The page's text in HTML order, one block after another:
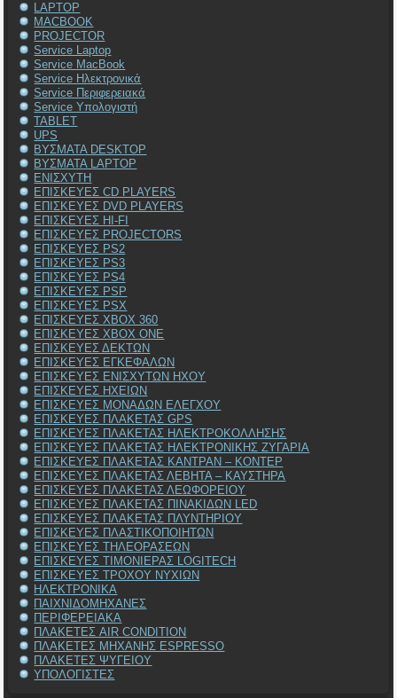
LAPTOP
MACBOOK
PROJECTOR
Service Laptop
Service MacBook
Service Ηλεκτρονικά
Service Περιφερειακά
Service Υπολογιστή
TABLET
UPS
ΒΥΣΜΑΤΑ DESKTOP
ΒΥΣΜΑΤΑ LAPTOP
ΕΝΙΣΧΥΤΗ
ΕΠΙΣΚΕΥΕΣ CD PLAYERS
ΕΠΙΣΚΕΥΕΣ DVD PLAYERS
ΕΠΙΣΚΕΥΕΣ HI-FI
ΕΠΙΣΚΕΥΕΣ PROJECTORS
ΕΠΙΣΚΕΥΕΣ PS2
ΕΠΙΣΚΕΥΕΣ PS3
ΕΠΙΣΚΕΥΕΣ PS4
ΕΠΙΣΚΕΥΕΣ PSP
ΕΠΙΣΚΕΥΕΣ PSX
ΕΠΙΣΚΕΥΕΣ XBOX 360
ΕΠΙΣΚΕΥΕΣ XBOX ONE
ΕΠΙΣΚΕΥΕΣ ΔΕΚΤΩΝ
ΕΠΙΣΚΕΥΕΣ ΕΓΚΕΦΑΛΩΝ
ΕΠΙΣΚΕΥΕΣ ΕΝΙΣΧΥΤΩΝ ΗΧΟΥ
ΕΠΙΣΚΕΥΕΣ ΗΧΕΙΩΝ
ΕΠΙΣΚΕΥΕΣ ΜΟΝΑΔΩΝ ΕΛΕΓΧΟΥ
ΕΠΙΣΚΕΥΕΣ ΠΛΑΚΕΤΑΣ GPS
ΕΠΙΣΚΕΥΕΣ ΠΛΑΚΕΤΑΣ ΗΛΕΚΤΡΟΚΟΛΛΗΣΗΣ
ΕΠΙΣΚΕΥΕΣ ΠΛΑΚΕΤΑΣ ΗΛΕΚΤΡΟΝΙΚΗΣ ΖΥΓΑΡΙΑ
ΕΠΙΣΚΕΥΕΣ ΠΛΑΚΕΤΑΣ ΚΑΝΤΡΑΝ – ΚΟΝΤΕΡ
ΕΠΙΣΚΕΥΕΣ ΠΛΑΚΕΤΑΣ ΛΕΒΗΤΑ – ΚΑΥΣΤΗΡΑ
ΕΠΙΣΚΕΥΕΣ ΠΛΑΚΕΤΑΣ ΛΕΩΦΟΡΕΙΟΥ
ΕΠΙΣΚΕΥΕΣ ΠΛΑΚΕΤΑΣ ΠΙΝΑΚΙΔΩΝ LED
ΕΠΙΣΚΕΥΕΣ ΠΛΑΚΕΤΑΣ ΠΛΥΝΤΗΡΙΟΥ
ΕΠΙΣΚΕΥΕΣ ΠΛΑΣΤΙΚΟΠΟΙΗΤΩΝ
ΕΠΙΣΚΕΥΕΣ ΤΗΛΕΟΡΑΣΕΩΝ
ΕΠΙΣΚΕΥΕΣ ΤΙΜΟΝΙΕΡΑΣ LOGITECH
ΕΠΙΣΚΕΥΕΣ ΤΡΟΧΟΥ ΝΥΧΙΩΝ
ΗΛΕΚΤΡΟΝΙΚΑ
ΠΑΙΧΝΙΔΟΜΗΧΑΝΕΣ
ΠΕΡΙΦΕΡΕΙΑΚΑ
ΠΛΑΚΕΤΕΣ AIR CONDITION
ΠΛΑΚΕΤΕΣ ΜΗΧΑΝΗΣ ESPRESSO
ΠΛΑΚΕΤΕΣ ΨΥΓΕΙΟΥ
ΥΠΟΛΟΓΙΣΤΕΣ